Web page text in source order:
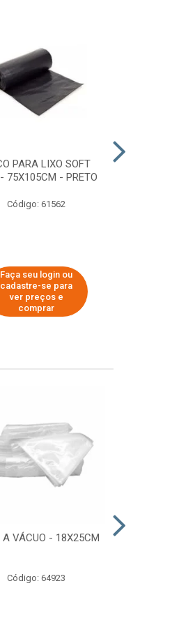
PARA LIXO SOFT
75X105CM - PRETO
Código: 61562
Faça seu login ou
cadastre-se para
ver preços e
comprar
A VÁCUO - 18X25CM
Código: 64923